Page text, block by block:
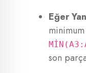
Eğer
son